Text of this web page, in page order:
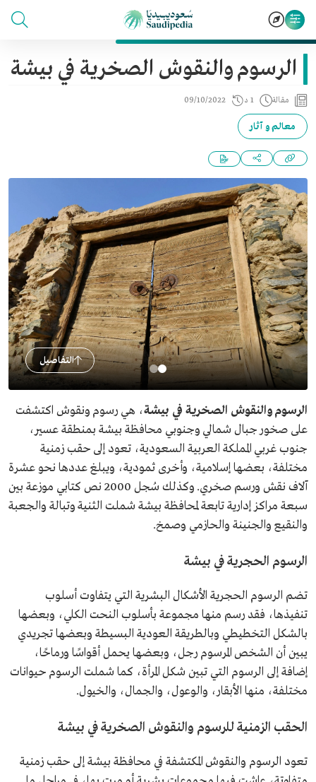
الرسوم والنقوش الصخرية في بيشة
مقالة 1 د 09/10/2022
معالم و آثار
التفاصيل
الرسوم والنقوش الصخرية في بيشة، هي رسوم ونقوش اكتشفت
على صخور جبال شمالي وجنوبي محافظة بيشة بمنطقة عسير،
جنوب غربي المملكة العربية السعودية، تعود إلى حقب زمنية
مختلفة، بعضها إسلامية، وأخرى ثمودية، ويبلغ عددها نحو عشرة
آلاف نقش ورسم صخري. وكذلك سُجل 2000 نص كتابي موزعة بين
سبعة مراكز إدارية تابعة لمحافظة بيشة شملت الثنية وتبالة والجعبة
والنقيع والجنينة والحازمي وصمخ.
الرسوم الحجرية في بيشة
تضم الرسوم الحجرية الأشكال البشرية التي يتفاوت أسلوب
تنفيذها، فقد رسم منها مجموعة بأسلوب النحت الكلي، وبعضها
بالشكل التخطيطي وبالطريقة العودية البسيطة وبعضها تجريدي
يبين أن الشخص المرسوم رجل، وبعضها يحمل أقواسًا ورماحًا،
إضافة إلى الرسوم التي تبين شكل المرأة، كما شملت الرسوم حيوانات
مختلفة، منها الأبقار، والوعول، والجمال، والخيول.
الحقب الزمنية للرسوم والنقوش الصخرية في بيشة
تعود الرسوم والنقوش المكتشفة في محافظة بيشة إلى حقب زمنية